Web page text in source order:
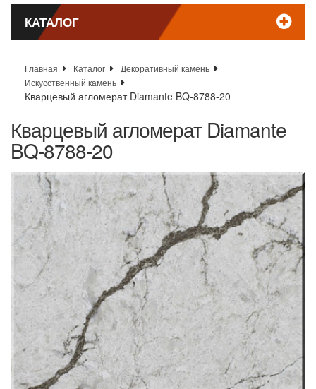
КАТАЛОГ
Главная Каталог
Декоративный камень
Искусственный камень
Кварцевый агломерат Diamante BQ-8788-20
Кварцевый агломерат Diamante
BQ-8788-20